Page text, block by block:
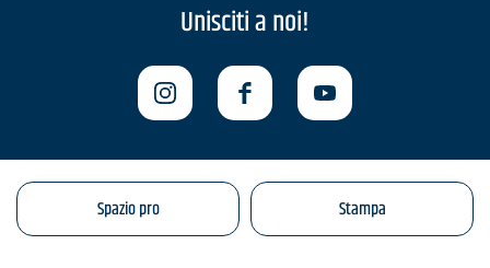
Unisciti a noi!
Spazio pro Stampa